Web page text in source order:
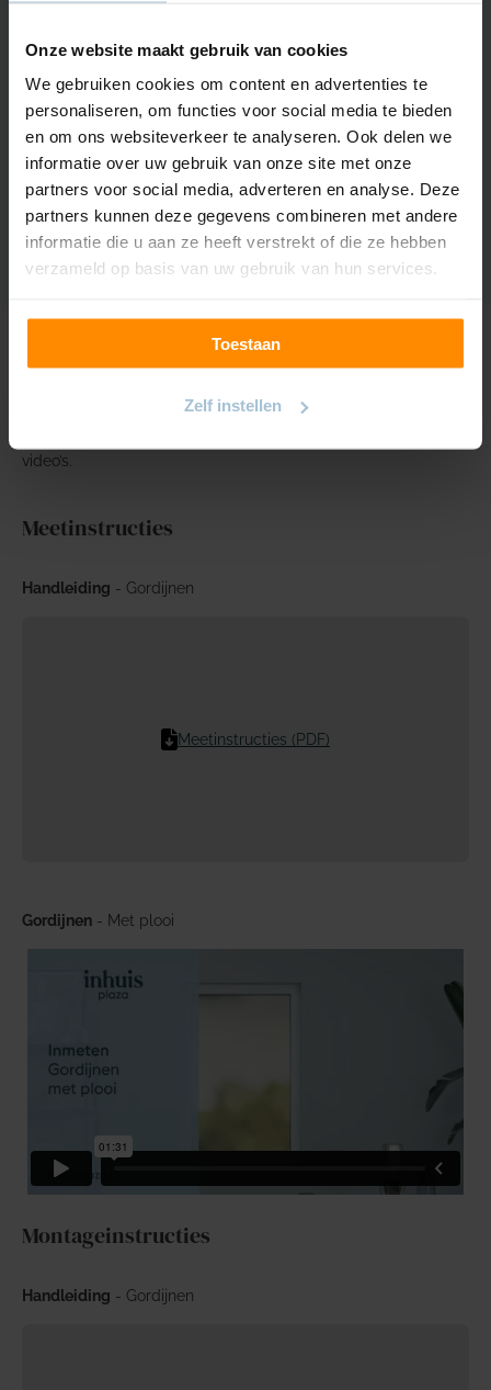
Onze website maakt gebruik van cookies
We gebruiken cookies om content en advertenties te
personaliseren, om functies voor social media te bieden
en om ons websiteverkeer te analyseren. Ook delen we
informatie over uw gebruik van onze site met onze
partners voor social media, adverteren en analyse. Deze
partners kunnen deze gegevens combineren met andere
informatie die u aan ze heeft verstrekt of die ze hebben
verzameld op basis van uw gebruik van hun services.
Toestaan
Zelf instellen
Gewicht 250gr/m2
Samenstelling 100% pes
Krimptolerantie 2%
Kleur/Lichtechtheid 5
Zelf meten en monteren
Als je een handige en zorgvuldige klusser bent kun je het
video’s.
Meetinstructies
Handleiding - Gordijnen
Meetinstructies (PDF)
Gordijnen - Met plooi
Montageinstructies
Handleiding - Gordijnen